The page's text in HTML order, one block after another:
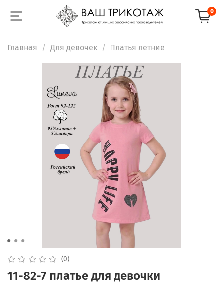
0
Главная Для девочек Платья летние
(0)
11-82-7 платье для девочки